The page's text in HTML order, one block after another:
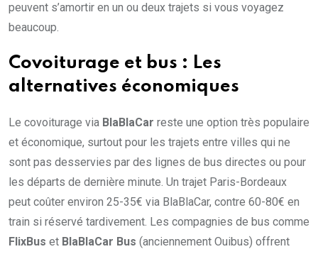
peuvent s’amortir en un ou deux trajets si vous voyagez
beaucoup.
Covoiturage et bus : Les
alternatives économiques
Le covoiturage via BlaBlaCar reste une option très populaire
et économique, surtout pour les trajets entre villes qui ne
sont pas desservies par des lignes de bus directes ou pour
les départs de dernière minute. Un trajet Paris-Bordeaux
peut coûter environ 25-35€ via BlaBlaCar, contre 60-80€ en
train si réservé tardivement. Les compagnies de bus comme
FlixBus et BlaBlaCar Bus (anciennement Ouibus) offrent